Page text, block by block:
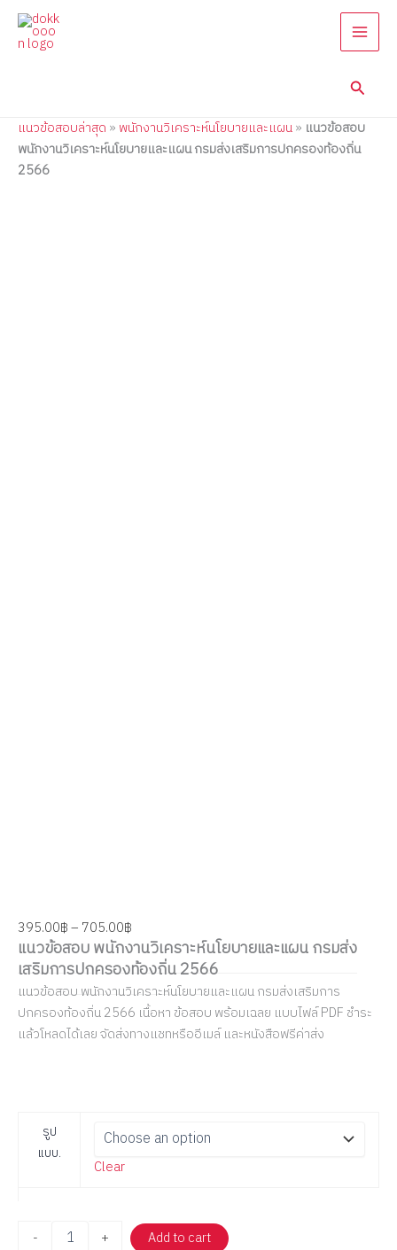
Skip
content
แนวข้อสอบล่าสุด » พนักงานวิเคราะห์นโยบายและแผน» แนวข้อสอบ
พนักงานวิเคราะห์นโยบายและแผน กรมส่งเสริมการปกครองท้องถิ่น
2566
395.00฿– 705.00฿
แนวข้อสอบ พนักงานวิเคราะห์นโยบายและแผน กรมส่ง
เสริมการปกครองท้องถิ่น 2566
แนวข้อสอบ พนักงานวิเคราะห์นโยบายและแผน กรมส่งเสริมการ
ปกครองท้องถิ่น 2566 เนื้อหา ข้อสอบ พร้อมเฉลย แบบไฟล์ PDF ชำระ
แล้วโหลดได้เลย จัดส่งทางแชทหรืออีเมล์ และหนังสือฟรีค่าส่ง
รูป
แบบ.
Clear
-
ข้อสอบ
พนักงาน
กรม
ส่ง
เสริม
+
Add to cart